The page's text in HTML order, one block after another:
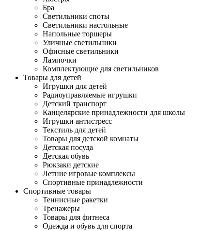
Бра
Светильники споты
Светильники настольные
Напольные торшеры
Уличные светильники
Офисные светильники
Лампочки
Комплектующие для светильников
Товары для детей
Игрушки для детей
Радиоуправляемые игрушки
Детский транспорт
Канцелярские принадлежности для школы
Игрушки антистресс
Текстиль для детей
Товары для детской комнаты
Детская посуда
Детская обувь
Рюкзаки детские
Летние игровые комплексы
Спортивные принадлежности
Спортивные товары
Теннисные ракетки
Тренажеры
Товары для фитнеса
Одежда и обувь для спорта